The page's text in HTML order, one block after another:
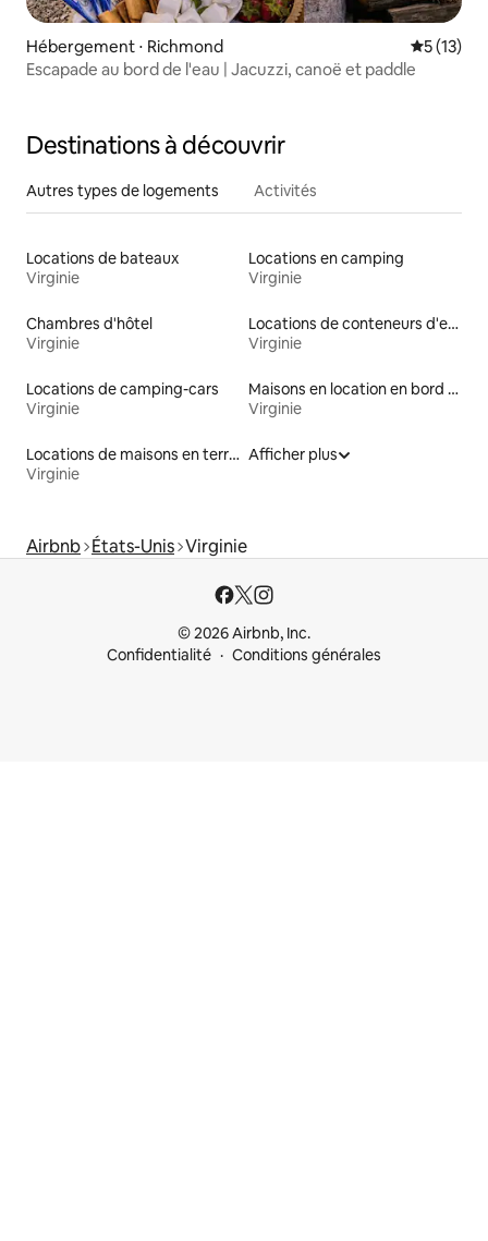
Hébergement ⋅ Richmond
5 (13)
Escapade au bord de l'eau | Jacuzzi, canoë et paddle
Destinations à découvrir
Autres types de logements Activités
Locations de bateaux
Virginie
Locations en camping
Virginie
Chambres d'hôtel
Virginie
Locations de conteneurs d'expédition
Virginie
Locations de camping-cars
Virginie
Maisons en location en bord de mer
Virginie
Locations de maisons en terre
Virginie
Afficher plus
Airbnb États-Unis Virginie
© 2026 Airbnb, Inc.
Confidentialité
Conditions générales